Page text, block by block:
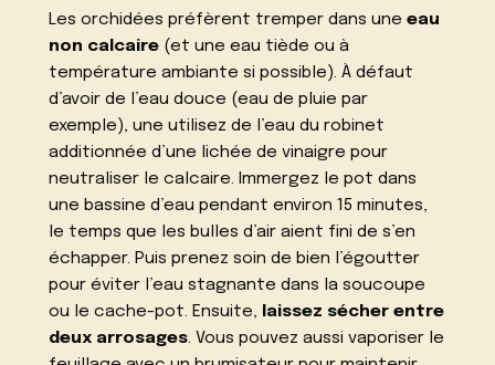
Les orchidées préfèrent tremper dans uneeau
non calcaire (et une eau tiède ou à
température ambiante si possible). À défaut
d’avoir de l’eau douce (eau de pluie par
exemple), une utilisez de l’eau du robinet
additionnée d’une lichée de vinaigre pour
neutraliser le calcaire. Immergez le pot dans
une bassine d’eau pendant environ 15 minutes,
le temps que les bulles d’air aient fini de s’en
échapper. Puis prenez soin de bien l’égoutter
pour éviter l’eau stagnante dans la soucoupe
ou le cache-pot. Ensuite,
laissez sécher entre
deux arrosages. Vous pouvez aussi vaporiser le